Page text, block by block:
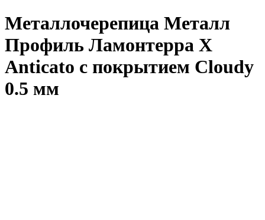
Металлочерепица Металл
Профиль Ламонтерра X
Anticato с покрытием Cloudy
0.5 мм